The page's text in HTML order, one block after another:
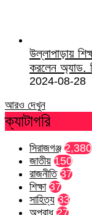
উল্লাপাড়ায়
করলেন অ্যাড.
2024-08-28
আরও দেখুন
ক্যাটাগরি
সিরাজগঞ্জ 2,380
জাতীয় 150
রাজনীতি 37
শিক্ষা 37
সাহিত্য 33
অপরাধ 27